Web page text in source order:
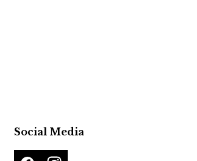
Social Media